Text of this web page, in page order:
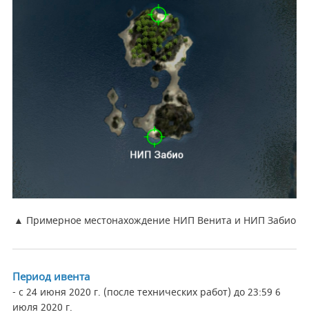
▲ Примерное местонахождение НИП Венита и НИП Забио
Период ивента
- с 24 июня 2020 г. (после технических работ) до 23:59 6
июля 2020 г.